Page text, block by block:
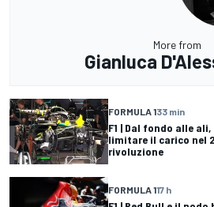
More from
Gianluca
FORMULA 133 min
F1 | Dal fondo alle
limitare il carico nel
rivoluzione
FORMULA 117 h